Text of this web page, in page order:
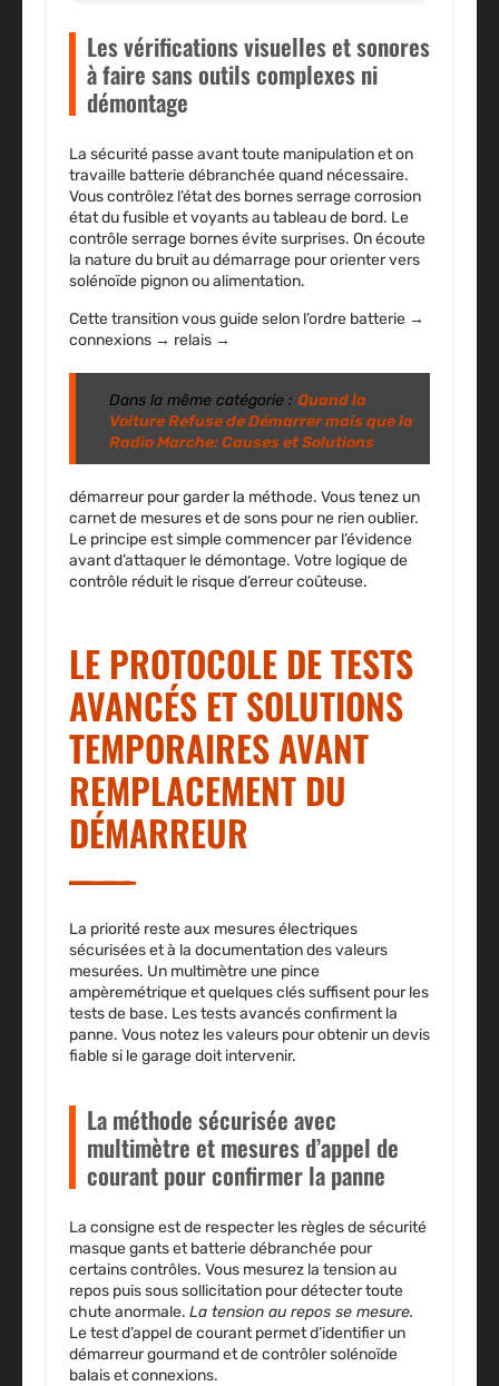
Les vérifications visuelles et sonores
à faire sans outils complexes ni
démontage
La sécurité passe avant toute manipulation et on
travaille batterie débranchée quand nécessaire.
Vous contrôlez l’état des bornes serrage corrosion
état du fusible et voyants au tableau de bord. Le
contrôle serrage bornes évite surprises. On écoute
la nature du bruit au démarrage pour orienter vers
solénoïde pignon ou alimentation.
Cette transition vous guide selon l’ordre batterie →
connexions → relais →
Dans la même catégorie : Quand la
Voiture Refuse de Démarrer mais que la
Radio Marche: Causes et Solutions
démarreur pour garder la méthode. Vous tenez un
carnet de mesures et de sons pour ne rien oublier.
Le principe est simple commencer par l’évidence
avant d’attaquer le démontage. Votre logique de
contrôle réduit le risque d’erreur coûteuse.
LE PROTOCOLE DE TESTS
AVANCÉS ET SOLUTIONS
TEMPORAIRES AVANT
REMPLACEMENT DU
DÉMARREUR
La priorité reste aux mesures électriques
sécurisées et à la documentation des valeurs
mesurées. Un multimètre une pince
ampèremétrique et quelques clés suffisent pour les
tests de base. Les tests avancés confirment la
panne. Vous notez les valeurs pour obtenir un devis
fiable si le garage doit intervenir.
La méthode sécurisée avec
multimètre et mesures d’appel de
courant pour confirmer la panne
La consigne est de respecter les règles de sécurité
masque gants et batterie débranchée pour
certains contrôles. Vous mesurez la tension au
repos puis sous sollicitation pour détecter toute
chute anormale. La tension au repos se mesure.
Le test d’appel de courant permet d’identifier un
démarreur gourmand et de contrôler solénoïde
balais et connexions.